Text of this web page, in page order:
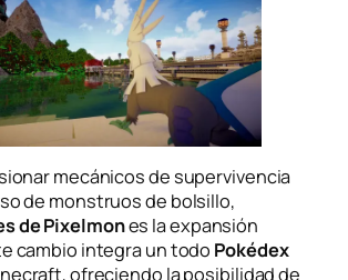
mecánicos de supervivencia
de monstruos de bolsillo,
de Pixelmones la expansión
cambio integra un todo Pokédex
ofreciendo la posibilidad de